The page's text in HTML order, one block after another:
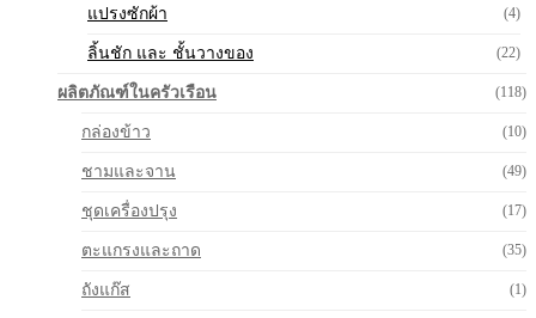
แปรงซักผ้า (4)
ลิ้นชัก และ ชั้นวางของ (22)
ผลิตภัณฑ์ในครัวเรือน (118)
กล่องข้าว (10)
ชามและจาน (49)
ชุดเครื่องปรุง (17)
ตะแกรงและถาด (35)
ถังแก๊ส (1)